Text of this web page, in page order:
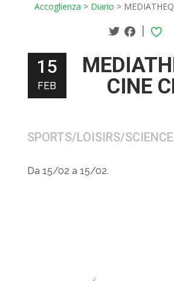
Accoglienza > Diario >
|
15
FEB
CINE
SPORTS/LOISIRS/
Da 15/02 a 15/02.